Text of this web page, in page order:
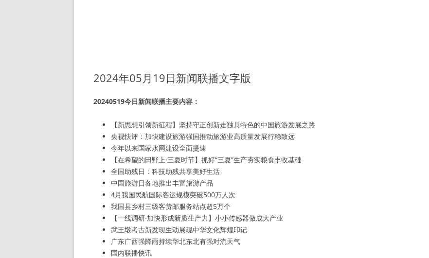
2024年05月19日新闻联播文字版
20240519今日新闻联播主要内容：
【新思想引领新征程】坚持守正创新走独具特色的中国旅游发展之路
央视快评：加快建设旅游强国推动旅游业高质量发展行稳致远
今年以来国家水网建设全面提速
【在希望的田野上·三夏时节】抓好“三夏”生产夯实粮食丰收基础
全国助残日：科技助残共享美好生活
中国旅游日各地推出丰富旅游产品
4月我国民航国际客运规模突破500万人次
我国县乡村三级客货邮服务站点超5万个
【一线调研·加快形成新质生产力】小小传感器做成大产业
武王墩考古新发现生动展现中华文化辉煌印记
广东广西强降雨持续华北东北有强对流天气
国内联播快讯